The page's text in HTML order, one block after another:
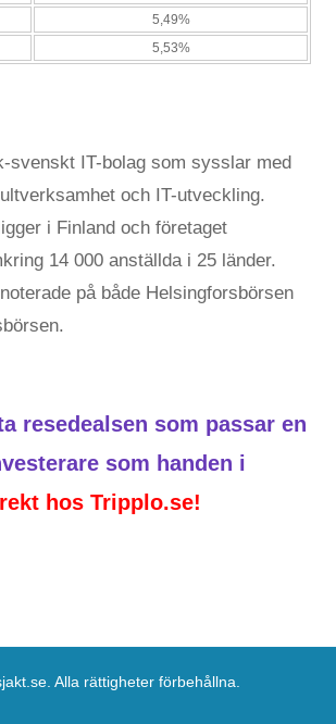
5,49%
5,53%
svenskt IT-bolag som sysslar med
och IT-utveckling.
i Finland och företaget
14 000 anställda i 25 länder.
på både Helsingforsbörsen
resedealsen som passar en
som handen i
hos Tripplo.se!
Alla rättigheter förbehållna.